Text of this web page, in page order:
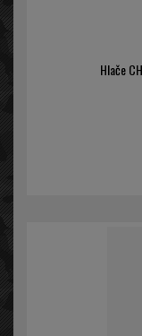
Hlače